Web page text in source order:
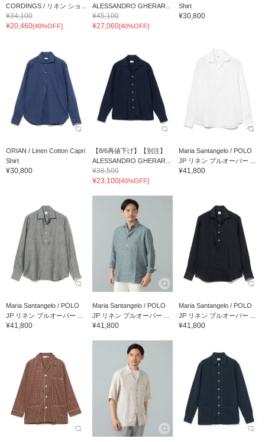
CORDINGS / リネン ショ...
¥34,100
¥20,460[40%OFF]
ALESSANDRO GHERAR...
¥45,100
¥27,060[40%OFF]
Shirt
¥30,800
ORIAN / Linen Cotton Capri
Shirt
¥30,800
【8/6再値下げ】【別注】
ALESSANDRO GHERAR...
¥38,500
¥23,100[40%OFF]
Maria Santangelo / POLO
JP リネン プルオーバー ...
¥41,800
Maria Santangelo / POLO
JP リネン プルオーバー ...
¥41,800
Maria Santangelo / POLO
JP リネン プルオーバー ...
¥41,800
Maria Santangelo / POLO
JP リネン プルオーバー ...
¥41,800